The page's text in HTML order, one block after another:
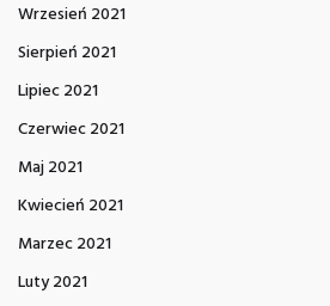
Wrzesień 2021
Sierpień 2021
Lipiec 2021
Czerwiec 2021
Maj 2021
Kwiecień 2021
Marzec 2021
Luty 2021